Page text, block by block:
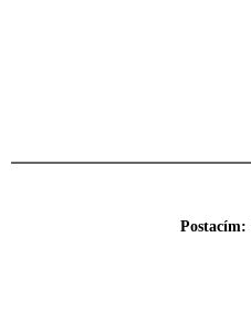
Postacím: